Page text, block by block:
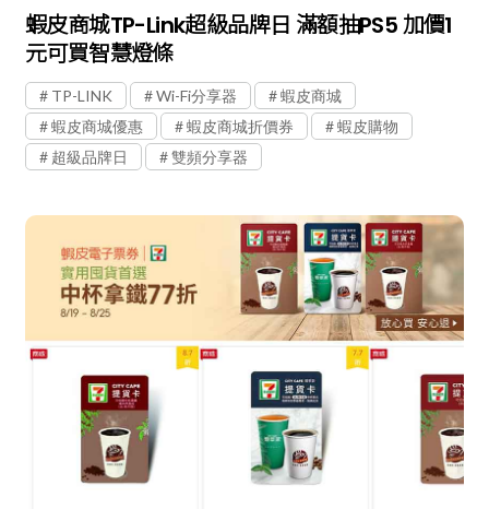
蝦皮商城TP-Link超級品牌日 滿額抽PS5 加價1
元可買智慧燈條
TP-LINK Wi-Fi分享器
蝦皮商城
蝦皮商城優惠
蝦皮商城折價券
蝦皮購物
超級品牌日
雙頻分享器